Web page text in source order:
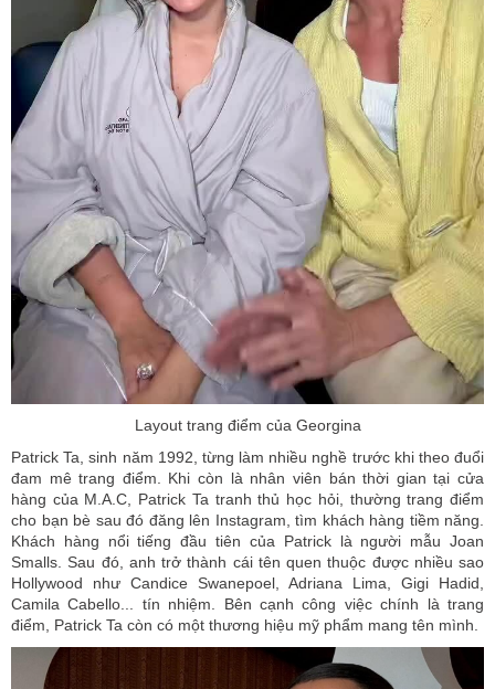
Layout trang điểm của Georgina
Patrick Ta, sinh năm 1992, từng làm nhiều nghề trước khi theo đuổi
đam mê trang điểm. Khi còn là nhân viên bán thời gian tại cửa
hàng của M.A.C, Patrick Ta tranh thủ học hỏi, thường trang điểm
cho bạn bè sau đó đăng lên Instagram, tìm khách hàng tiềm năng.
Khách hàng nổi tiếng đầu tiên của Patrick là người mẫu Joan
Smalls. Sau đó, anh trở thành cái tên quen thuộc được nhiều sao
Hollywood như Candice Swanepoel, Adriana Lima, Gigi Hadid,
Camila Cabello... tín nhiệm. Bên cạnh công việc chính là trang
điểm, Patrick Ta còn có một thương hiệu mỹ phẩm mang tên mình.